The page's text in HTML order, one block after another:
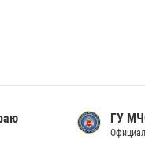
В Пермском
ГУ